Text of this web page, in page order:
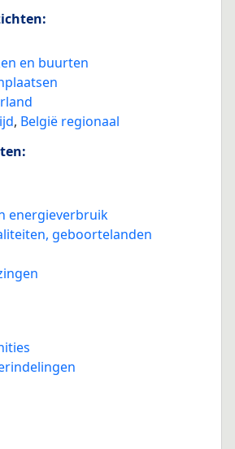
en buurten
, België regionaal
energieverbruik
geboortelanden